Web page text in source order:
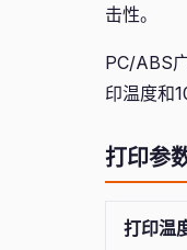
击性。
PC/ABS
印温度和
打印参
打印温